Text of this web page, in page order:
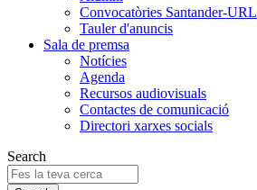
Convocatòries Santander-URL
Tauler d'anuncis
Sala de premsa
Notícies
Agenda
Recursos audiovisuals
Contactes de comunicació
Directori xarxes socials
Search